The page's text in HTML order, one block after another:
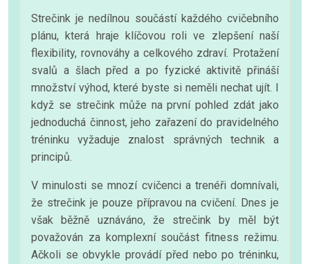
Strečink je nedílnou součástí každého cvičebního
plánu, která hraje klíčovou roli ve zlepšení naší
flexibility, rovnováhy a celkového zdraví. Protažení
svalů a šlach před a po fyzické aktivitě přináší
množství výhod, které byste si neměli nechat ujít. I
když se strečink může na první pohled zdát jako
jednoduchá činnost, jeho zařazení do pravidelného
tréninku vyžaduje znalost správných technik a
principů.
V minulosti se mnozí cvičenci a trenéři domnívali,
že strečink je pouze přípravou na cvičení. Dnes je
však běžně uznáváno, že strečink by měl být
považován za komplexní součást fitness režimu.
Ačkoli se obvykle provádí před nebo po tréninku,